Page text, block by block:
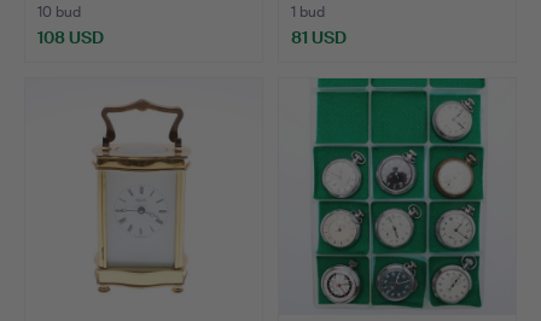
10 bud
108 USD
1 bud
81 USD